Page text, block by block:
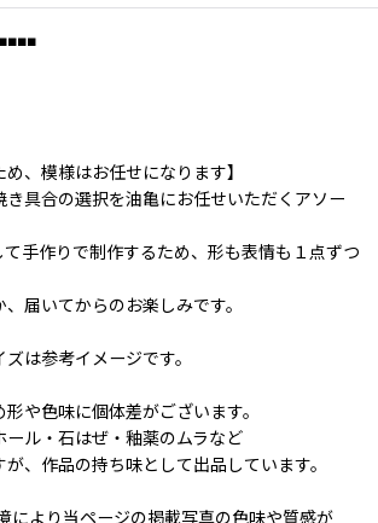
cm
め、模様はお任せになります】
き具合の選択を油亀にお任せいただくアソー
手作りで制作するため、形も表情も１点ずつ
届いてからのお楽しみです。
は参考イメージです。
や色味に個体差がございます。
ール・石はぜ・釉薬のムラなど
、作品の持ち味として出品しています。
により当ページの掲載写真の色味や質感が